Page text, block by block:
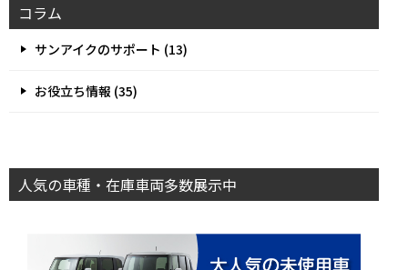
コラム
サンアイクのサポート (13)
お役立ち情報 (35)
人気の車種・在庫車両多数展示中